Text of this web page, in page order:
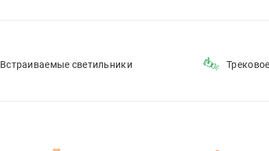
Встраиваемые светильники